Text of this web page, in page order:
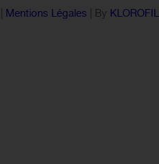
Mentions Légales | By